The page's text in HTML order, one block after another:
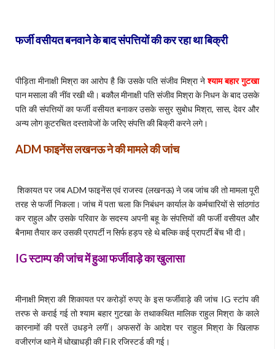
फर्जी वसीयत बनवाने के बाद संपत्तियों की कर रहा था बिक्री
पीड़िता मीनाक्षी मिश्रा का आरोप है कि उसके पति संजीव मिश्रा नेश्याम बहार गुटखा
पान मसाला की नींव रखी थी। बकौल मीनाक्षी पति संजीव मिश्रा के निधन के बाद उसके
पति की संपत्तियों का फर्जी वसीयत बनाकर उसके ससुर सुबोध मिश्रा, सास, देवर और
अन्य लोग कूटरचित दस्तावेजों के जरिए संपत्ति की बिक्री करने लगे।
ADMफाइनेंस लखनऊ ने की मामले की जांच
शिकायत पर जब ADM फाइनेंस एवं राजस्व (लखनऊ) ने जब जांच की तो मामला पूरी
तरह से फर्जी निकला। जांच में पता चला कि निबंधन कार्याल के कर्मचारियों से सांठगांठ
कर राहुल और उसके परिवार के सदस्य अपनी बहू के संपत्तियों की फर्जी वसीयत और
बैनामा तैयार कर उसकी प्रापर्टी न सिर्फ हड़प रहे थे बल्कि कई प्रापर्टी बेंच भी दी।
IG स्टाम्प की जांच में हुआ फर्जीवाड़े का खुलासा
मीनाक्षी मिश्रा की शिकायत पर करोड़ों रुपए के इस फर्जीवाड़े की जांच IG स्टांप की
तरफ से कराई गई तो श्याम बहार गुटखा के तथाकथित मालिक राहुल मिश्रा के काले
कारनामों की परतें उधड़ने लगीं। अफसरों के आदेश पर राहुल मिश्रा के खिलाफ
वजीरगंज थाने में धोखाधड़ी की FIR रजिस्टर्ड की गई।